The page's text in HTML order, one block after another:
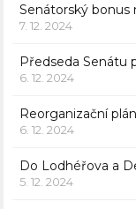
Senátorský
7. 12. 2024
Předseda Senátu
6. 12. 2024
Reorganizační
6. 12. 2024
Do Lodhéřova a
5. 12. 2024